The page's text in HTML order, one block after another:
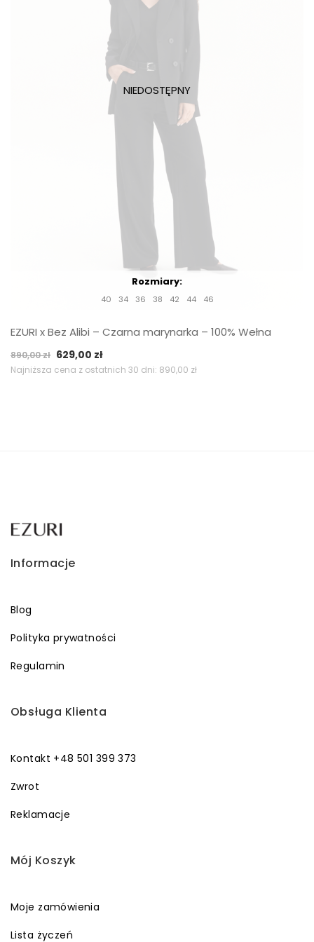
Rozmiary:
40 34 36 38 42 44 46
EZURI x Bez Alibi – Czarna marynarka – 100% Wełna
890,00zł Pierwotna
cena
629,00 złAktualna
cena
Najniższa cena z ostatnich 30 dni: 890,00 zł
Informacje
Blog
Polityka prywatności
Regulamin
Obsługa Klienta
Kontakt +48 501 399 373
Zwrot
Reklamacje
Mój Koszyk
Moje zamówienia
Lista życzeń